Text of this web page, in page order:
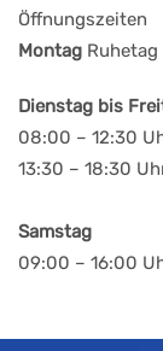
Öffnungszeiten
Montag Ruhetag
Dienstag bis
08:00 – 12:30
13:30 – 18:30
Samstag
09:00 – 16:00